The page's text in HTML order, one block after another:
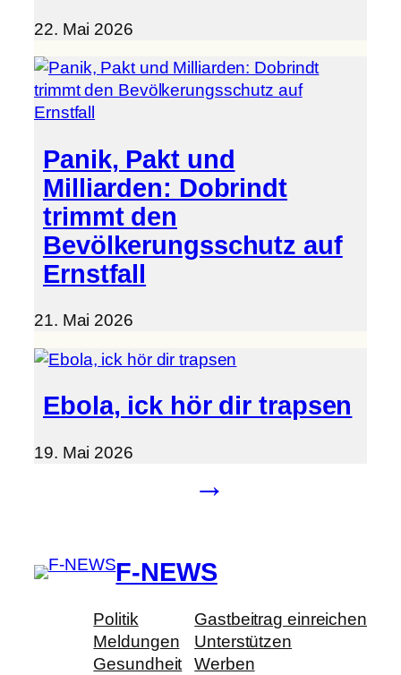
22. Mai 2026
Panik, Pakt und
Milliarden: Dobrindt
trimmt den
Bevölkerungsschutz auf
Ernstfall
21. Mai 2026
Ebola, ick hör dir trapsen
19. Mai 2026
→
F-NEWS
Politik
Meldungen
Gesundheit
Gastbeitrag einreichen
Unterstützen
Werben